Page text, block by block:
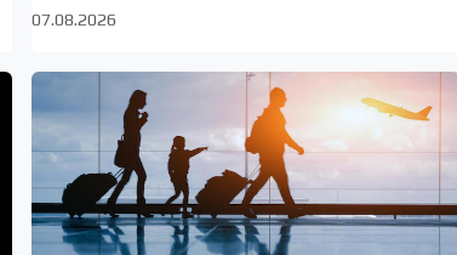
07.08.2026